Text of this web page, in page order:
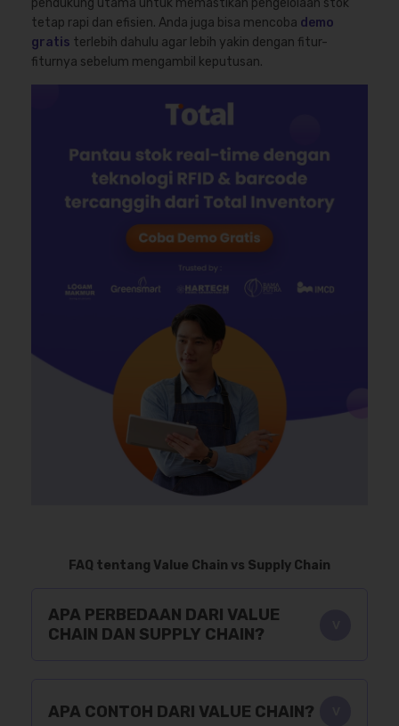
pendukung utama untuk memastikan pengelolaan stok
tetap rapi dan efisien. Anda juga bisa mencoba demo
gratis terlebih dahulu agar lebih yakin dengan fitur-
fiturnya sebelum mengambil keputusan.
FAQ tentang Value Chain vs Supply Chain
APA PERBEDAAN DARI VALUE
CHAIN DAN SUPPLY CHAIN?
APA CONTOH DARI VALUE CHAIN?